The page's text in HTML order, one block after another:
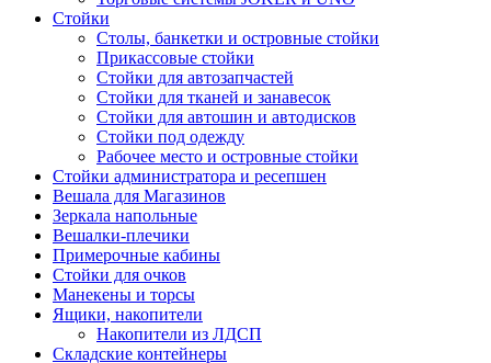
Стойки
Столы, банкетки и островные стойки
Прикассовые стойки
Стойки для автозапчастей
Стойки для тканей и занавесок
Стойки для автошин и автодисков
Стойки под одежду
Рабочее место и островные стойки
Стойки администратора и ресепшен
Вешала для Магазинов
Зеркала напольные
Вешалки-плечики
Примерочные кабины
Стойки для очков
Манекены и торсы
Ящики, накопители
Накопители из ЛДСП
Складские контейнеры